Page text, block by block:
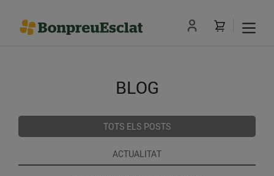
BLOG
TOTS ELS POSTS
ACTUALITAT